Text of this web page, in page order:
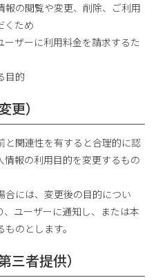
報の閲覧や変更、削除、ご利用
くため
ーザーに利用料金を請求するた
目的
）
と関連性を有すると合理的に認
情報の利用目的を変更するもの
合には、変更後の目的につい
、ユーザーに通知し、または本
のとします。
三者提供）